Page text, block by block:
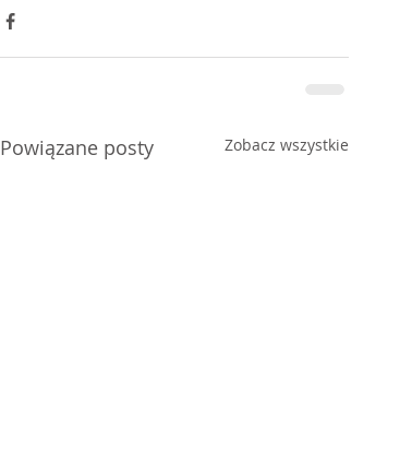
Powiązane posty Zobacz wszystkie